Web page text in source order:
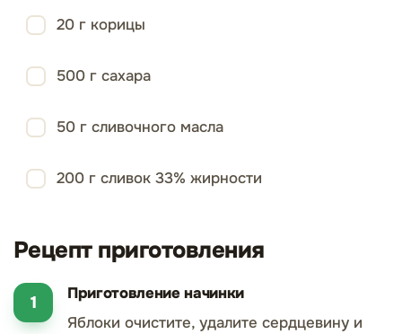
20 г корицы
500 г сахара
50 г сливочного масла
200 г сливок 33% жирности
Рецепт приготовления
Приготовление начинки
Яблоки очистите, удалите сердцевину и